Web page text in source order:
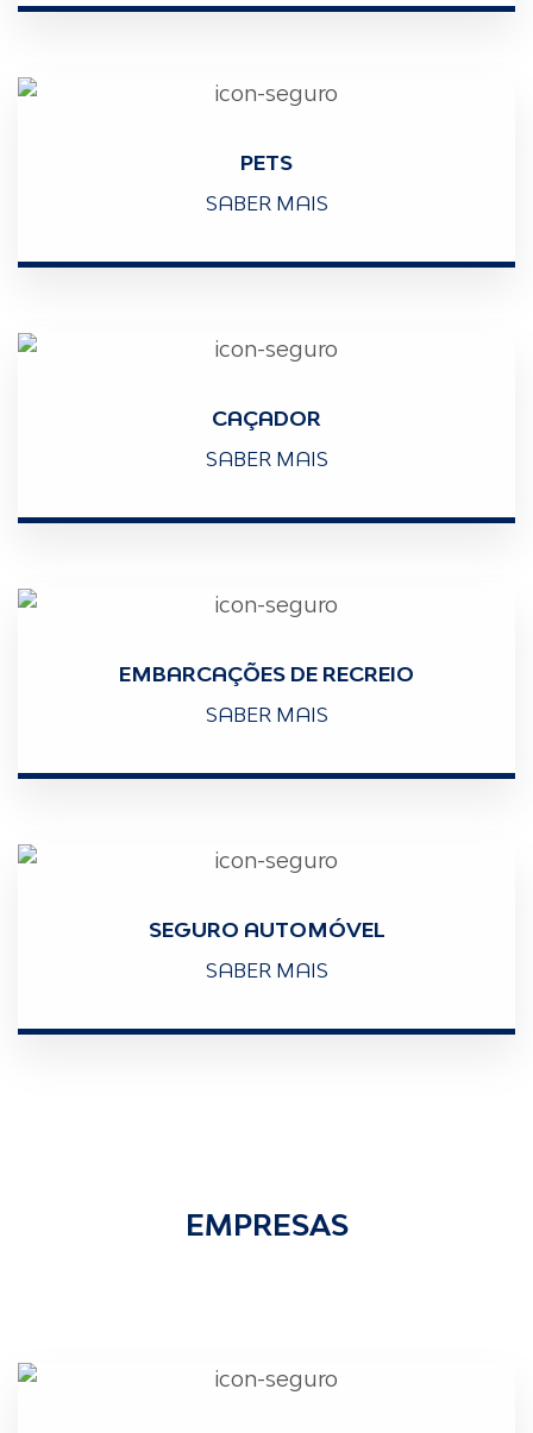
PETS
SABER MAIS
CAÇADOR
SABER MAIS
EMBARCAÇÕES DE RECREIO
SABER MAIS
SEGURO AUTOMÓVEL
SABER MAIS
EMPRESAS